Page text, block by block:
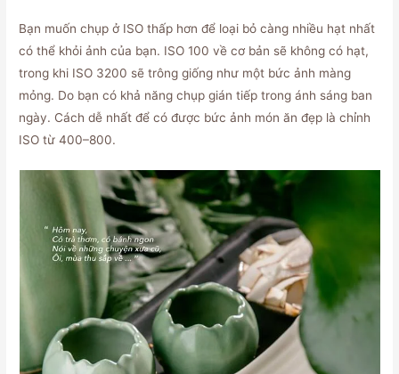
Bạn muốn chụp ở ISO thấp hơn để loại bỏ càng nhiều hạt nhất
có thể khỏi ảnh của bạn. ISO 100 về cơ bản sẽ không có hạt,
trong khi ISO 3200 sẽ trông giống như một bức ảnh màng
mỏng. Do bạn có khả năng chụp gián tiếp trong ánh sáng ban
ngày. Cách dễ nhất để có được bức ảnh món ăn đẹp là chỉnh
ISO từ 400–800.